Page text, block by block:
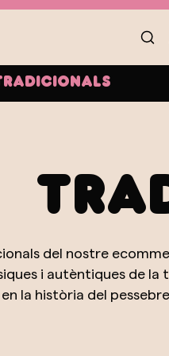
del nostre
i autèntiques de
la història del
Aquesta categoria és